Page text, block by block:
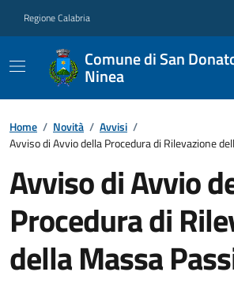
Regione Calabria
Comune di San
Ninea
Home / Novità / Avvisi /
Avviso di Avvio della Procedura di Rilevazione
Avviso di Avvio
Procedura di
della Massa